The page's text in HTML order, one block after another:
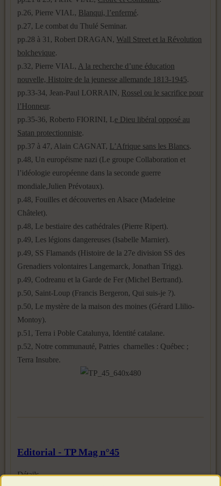
p.26, Pierre VIAL, Blanqui, l’enfermé.
p.27, Le combat du Thulé Seminar.
pp.28 à 31, Robert DRAGAN, Wall Street et la Révolution
bolchevique.
p.32, Pierre VIAL, A la recherche d’une éducation
nouvelle, Histoire de la jeunesse allemande 1813-1945.
pp.33-34, Jean-Paul LORRAIN, Rossel ou le sacrifice pour
l’Honneur.
pp.35-36, Roberto FIORINI, Le Dieu libéral opposé au
Satan protectionniste.
pp.37 à 47, Alain CAGNAT, L’Afrique sans les Blancs.
p.48, Un européisme nazi (Le groupe Collaboration et
l’idéologie européenne dans la seconde guerre
mondiale,Julien Prévotaux).
p.48, Fouilles et découvertes en Alsace (Madeleine
Châtelet).
p.48, Le bestiaire des cathédrales (Pierre Ripert).
p.49, Les légions dangereuses (Isabelle Marnier).
p.49, SS Flamands (Histoire de la 27e division SS des
Grenadiers volontaires Langemarck, Jonathan Trigg).
p.49, Codreanu et la Garde de Fer (Michel Bertrand).
p.50, Saint-Loup (Francis Bergeron, Qui suis-je ?).
p.50, Le mystère de la maison des moines (Gérard Llilio-
Montoy).
p.51, Terra i Poble Catalunya, Identité catalane.
p.52, Notre communauté, Patries charnelles : Québec ;
Terra Insubre.
Editorial - TP Mag n°45
Détails